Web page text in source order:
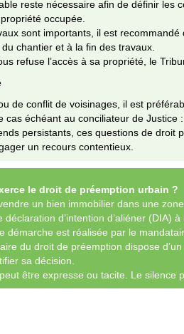
reste nécessaire afin de définir les
occupée.
sont importants, il est
chantier et à la fin des travaux.
refuse l’accès à sa propriété, le
de conflit de voisinages, il est
cas échéant au conciliateur de Justice
persistants, ces questions de
un recours contentieux.
le droit de préemption urbain ?
un bien immobilier dans une
déclaration d’intention d’aliéner (DIA)
démarche est réalisée par le
du droit de préemption dispose
sa décision.
être expresse ou tacite. Le silence